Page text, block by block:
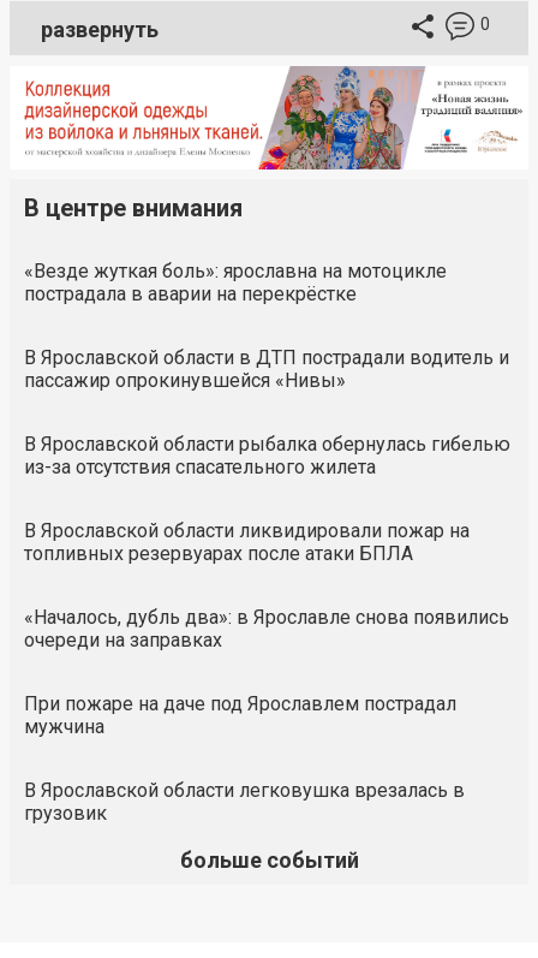
развернуть 0
В центре внимания
«Везде жуткая боль»: ярославна на мотоцикле
пострадала в аварии на перекрёстке
В Ярославской области в ДТП пострадали водитель и
пассажир опрокинувшейся «Нивы»
В Ярославской области рыбалка обернулась гибелью
из-за отсутствия спасательного жилета
В Ярославской области ликвидировали пожар на
топливных резервуарах после атаки БПЛА
«Началось, дубль два»: в Ярославле снова появились
очереди на заправках
При пожаре на даче под Ярославлем пострадал
мужчина
В Ярославской области легковушка врезалась в
грузовик
больше событий